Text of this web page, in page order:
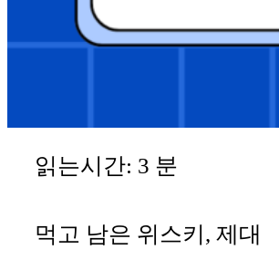
읽는시간: 3 분
먹고 남은 위스키, 제대